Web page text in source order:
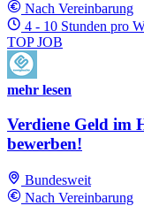
Nach Vereinbarung
4 - 10 Stunden pro
TOP JOB
mehr lesen
Verdiene Geld im
bewerben!
Bundesweit
Nach Vereinbarung